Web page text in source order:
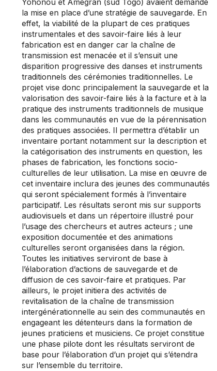
Yohonou et Amégran (sud Togo) avaient demandé
la mise en place d’une stratégie de sauvegarde. En
effet, la viabilité de la plupart de ces pratiques
instrumentales et des savoir-faire liés à leur
fabrication est en danger car la chaîne de
transmission est menacée et il s’ensuit une
disparition progressive des danses et instruments
traditionnels des cérémonies traditionnelles. Le
projet vise donc principalement la sauvegarde et la
valorisation des savoir-faire liés à la facture et à la
pratique des instruments traditionnels de musique
dans les communautés en vue de la pérennisation
des pratiques associées. Il permettra d’établir un
inventaire portant notamment sur la description et
la catégorisation des instruments en question, les
phases de fabrication, les fonctions socio-
culturelles de leur utilisation. La mise en œuvre de
cet inventaire inclura des jeunes des communautés
qui seront spécialement formés à l’inventaire
participatif. Les résultats seront mis sur supports
audiovisuels et dans un répertoire illustré pour
l’usage des chercheurs et autres acteurs ; une
exposition documentée et des animations
culturelles seront organisées dans la région.
Toutes les initiatives serviront de base à
l’élaboration d’actions de sauvegarde et de
diffusion de ces savoir-faire et pratiques. Par
ailleurs, le projet initiera des activités de
revitalisation de la chaîne de transmission
intergénérationnelle au sein des communautés en
engageant les détenteurs dans la formation de
jeunes praticiens et musiciens. Ce projet constitue
une phase pilote dont les résultats serviront de
base pour l’élaboration d’un projet qui s’étendra
sur l’ensemble du territoire.